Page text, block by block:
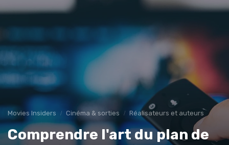
Movies Insiders Cinéma & sorties Réalisateurs et auteurs
Comprendre l'art du plan de